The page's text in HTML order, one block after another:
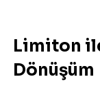
Limiton
Dönüşüm